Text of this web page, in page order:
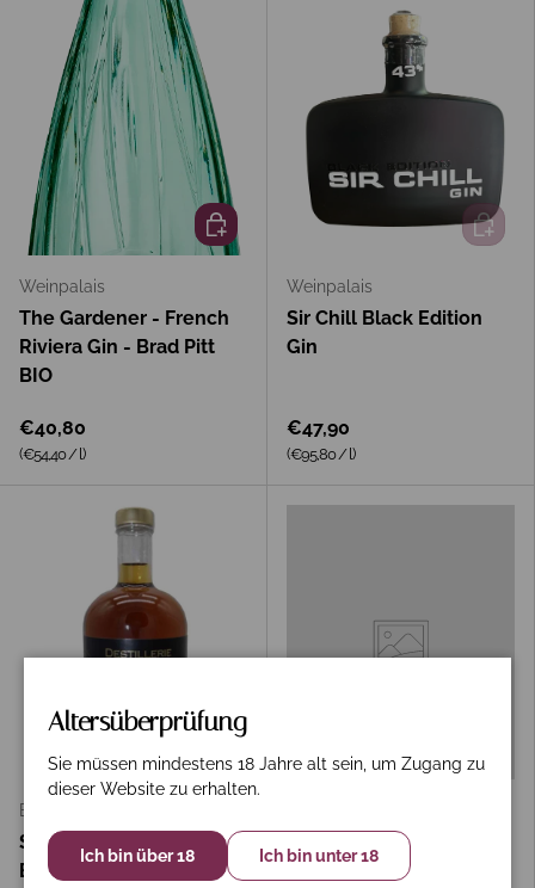
Weinpalais
The Gardener - French
Riviera Gin - Brad Pitt
BIO
€40,80
Grundpreis
(€54,40/l)
In den Warenkorb
Weinpalais
Sir Chill Black Edition
Gin
€47,90
Grundpreis
(€95,80/l)
In den
Bergkeller
Salty Karamell
Bergkeller
In den Warenkorb
Edle Haselnuss Haus
Altersüberprüfung
Sie müssen mindestens 18 Jahre alt sein, um Zugang zu
dieser Website zu erhalten.
Ich bin über 18 Ich bin unter 18